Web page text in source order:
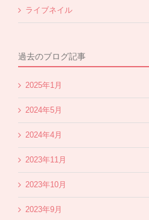
ライブネイル
過去のブログ記事
2025年1月
2024年5月
2024年4月
2023年11月
2023年10月
2023年9月